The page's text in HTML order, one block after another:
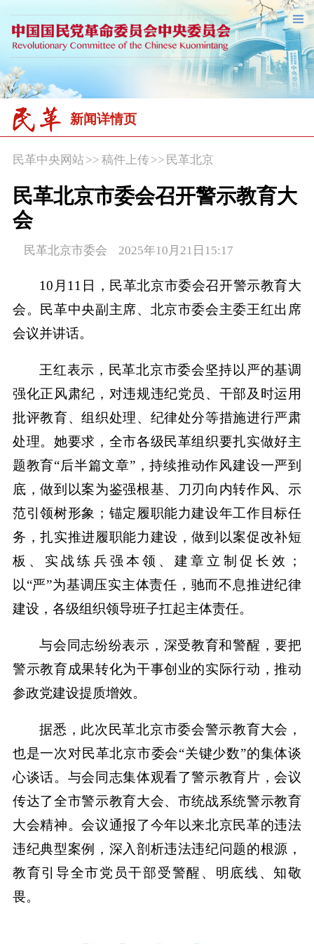
新闻详情页
民革中央网站>> 稿件上传 >> 民革北京
民革北京市委会召开警示教育大
会
民革北京市委会 2025年10月21日15:17
10月11日，民革北京市委会召开警示教育大
会。民革中央副主席、北京市委会主委王红出席
会议并讲话。
王红表示，民革北京市委会坚持以严的基调
强化正风肃纪，对违规违纪党员、干部及时运用
批评教育、组织处理、纪律处分等措施进行严肃
处理。她要求，全市各级民革组织要扎实做好主
题教育“后半篇文章”，持续推动作风建设一严到
底，做到以案为鉴强根基、刀刃向内转作风、示
范引领树形象；锚定履职能力建设年工作目标任
务，扎实推进履职能力建设，做到以案促改补短
板、实战练兵强本领、建章立制促长效；
以“严”为基调压实主体责任，驰而不息推进纪律
建设，各级组织领导班子扛起主体责任。
与会同志纷纷表示，深受教育和警醒，要把
警示教育成果转化为干事创业的实际行动，推动
参政党建设提质增效。
据悉，此次民革北京市委会警示教育大会，
也是一次对民革北京市委会“关键少数”的集体谈
心谈话。与会同志集体观看了警示教育片，会议
传达了全市警示教育大会、市统战系统警示教育
大会精神。会议通报了今年以来北京民革的违法
违纪典型案例，深入剖析违法违纪问题的根源，
教育引导全市党员干部受警醒、明底线、知敬
畏。